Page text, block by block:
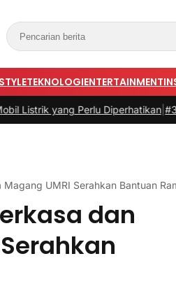
TEKNOLOGIENTERTAINMENT
Perlu Diperhatikan|#3 -Panduan
UMRI Serahkan Bantuan
dan